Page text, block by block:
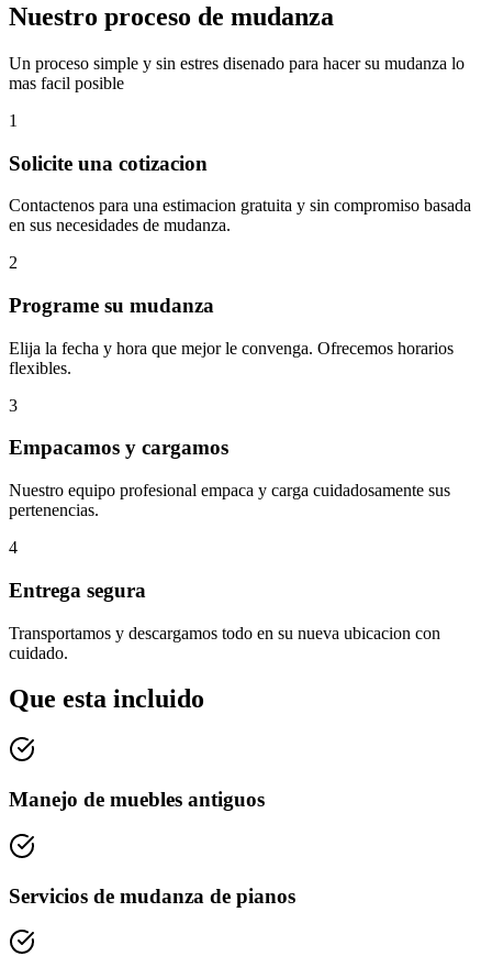
Nuestro proceso de mudanza
Un proceso simple y sin estres disenado para hacer su mudanza lo
mas facil posible
1
Solicite una cotizacion
Contactenos para una estimacion gratuita y sin compromiso basada
en sus necesidades de mudanza.
2
Programe su mudanza
Elija la fecha y hora que mejor le convenga. Ofrecemos horarios
flexibles.
3
Empacamos y cargamos
Nuestro equipo profesional empaca y carga cuidadosamente sus
pertenencias.
4
Entrega segura
Transportamos y descargamos todo en su nueva ubicacion con
cuidado.
Que esta incluido
Manejo de muebles antiguos
Servicios de mudanza de pianos